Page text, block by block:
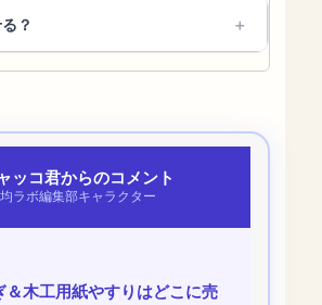
？
ッコ君からのコメント
ラボ編集部キャラクター
＆木工用紙やすりはどこに売